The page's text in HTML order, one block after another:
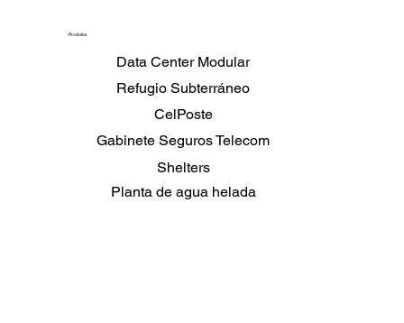
Produtos
Refugio Subterráneo
CelPoste
Planta de agua helada
Data Center Modular
Gabinete Seguros Telecom
Shelters